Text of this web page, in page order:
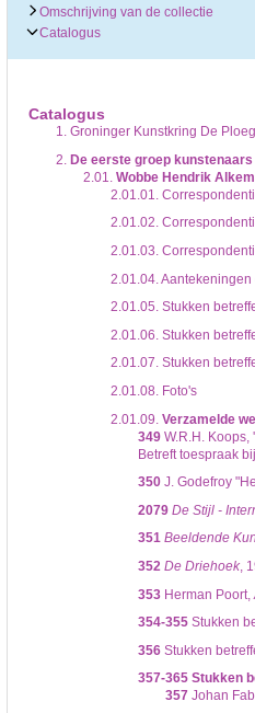
De kenmerken van het archief zijn
De inleiding op het archief bevat
bevatten.
Bij het zoeken in de inventaris wordt
Omschrijving van de collectie
Catalogus
Catalogus
1.Groninger Kunstkring De Ploeg
2. De eerste groep
2.01. Wobbe Hendrik
2.01.01.
2.01.02.
2.01.03.
2.01.04. Aantekeningen
2.01.05.Stukken
2.01.06.Stukken
2.01.07.Stukken
2.01.08.Foto's
2.01.09. Verzamelde
349W.R.H. Koops,
Betreft toespraak
350J. Godefroy
2079 De Stijl -
351 Beeldende
352 De Driehoek,
353Herman Poort,
354-355Stukken
356Stukken
357-365 Stukken
357Johan